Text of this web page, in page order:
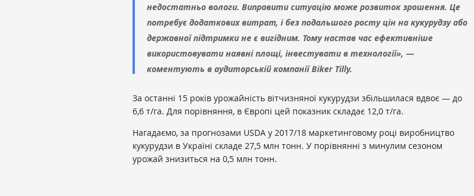
недостатньо вологи. Виправити ситуацію може розвиток зрошення. Це
потребує додаткових витрат, і без подальшого росту цін на кукурудзу або
державної підтримки не є вигідним. Тому настав час ефективніше
використовувати наявні площі, інвестувати в технології», —
коментують в аудиторській компанії Biker Tilly.
За останні 15 років урожайність вітчизняної кукурудзи збільшилася вдвоє — до
6,6 т/га. Для порівняння, в Європі цей показник складає 12,0 т/га.
Нагадаємо, за прогнозами USDA у 2017/18 маркетинговому році виробництво
кукурудзи в Україні складе 27,5 млн тонн. У порівнянні з минулим сезоном
урожай знизиться на 0,5 млн тонн.